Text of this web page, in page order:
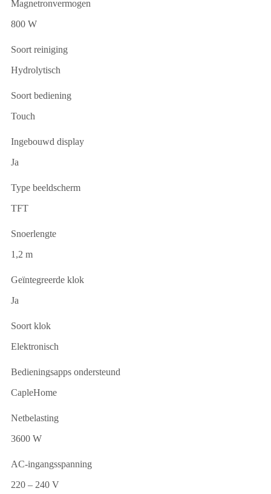
Magnetronvermogen
800 W
Soort reiniging
Hydrolytisch
Soort bediening
Touch
Ingebouwd display
Ja
Type beeldscherm
TFT
Snoerlengte
1,2 m
Geïntegreerde klok
Ja
Soort klok
Elektronisch
Bedieningsapps ondersteund
CapleHome
Netbelasting
3600 W
AC-ingangsspanning
220 – 240 V